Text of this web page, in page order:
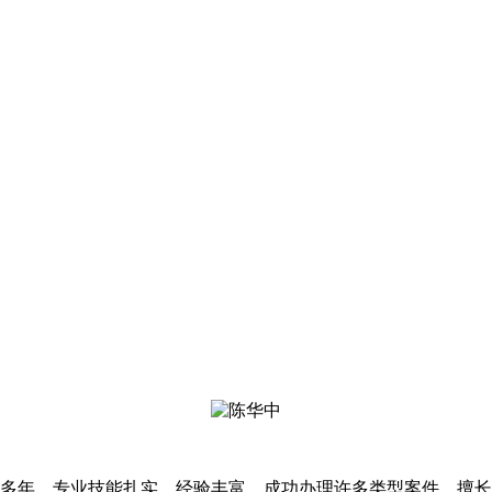
年，专业技能扎实，经验丰富，成功办理许多类型案件。擅